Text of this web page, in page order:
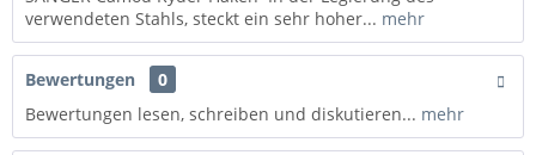
verwendeten Stahls, steckt ein sehr hoher... mehr
Bewertungen
0
Bewertungen lesen, schreiben und diskutieren... mehr